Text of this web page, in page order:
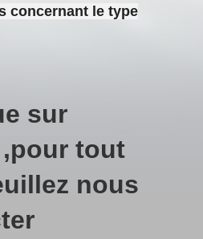
concernant le type
sur
,pour tout
nous